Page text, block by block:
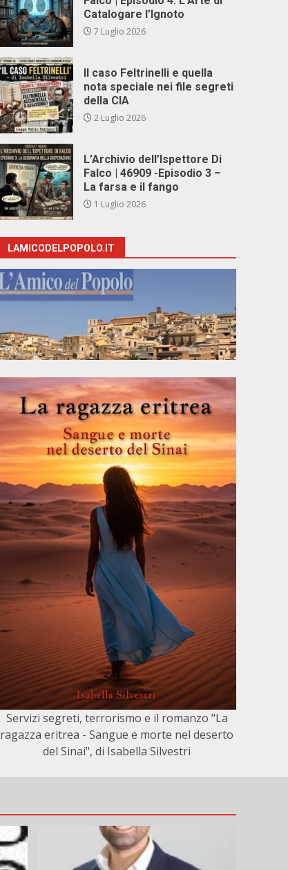
Catalogare l’Ignoto
7 Luglio 2026
Il caso Feltrinelli e quella
nota speciale nei file segreti
della CIA
2 Luglio 2026
L’Archivio dell’Ispettore Di
Falco | 46909 -Episodio 3 –
La farsa e il fango
1 Luglio 2026
LAMICODELPOPOLO.IT
Servizi segreti, terrorismo e il romanzo "La
ragazza eritrea - Sangue e morte nel deserto
del Sinai", di Isabella Silvestri